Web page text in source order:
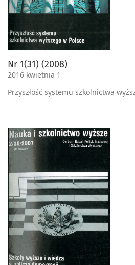
Nr 1(31) (2008)
2016 kwietnia 1
Przyszłość systemu szkolnictwa